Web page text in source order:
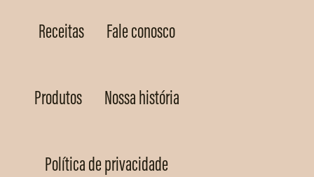
Receitas Fale conosco
Produtos Nossa história
Política de privacidade